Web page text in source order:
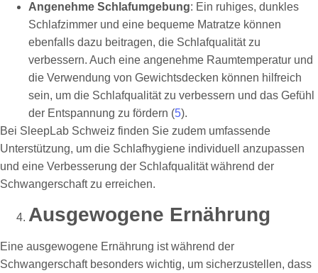
Angenehme Schlafumgebung: Ein ruhiges, dunkles
Schlafzimmer und eine bequeme Matratze können
ebenfalls dazu beitragen, die Schlafqualität zu
verbessern. Auch eine angenehme Raumtemperatur und
die Verwendung von Gewichtsdecken können hilfreich
sein, um die Schlafqualität zu verbessern und das Gefühl
der Entspannung zu fördern (5).
Bei SleepLab Schweiz finden Sie zudem umfassende
Unterstützung, um die Schlafhygiene individuell anzupassen
und eine Verbesserung der Schlafqualität während der
Schwangerschaft zu erreichen.
Ausgewogene Ernährung
Eine ausgewogene Ernährung ist während der
Schwangerschaft besonders wichtig, um sicherzustellen, dass